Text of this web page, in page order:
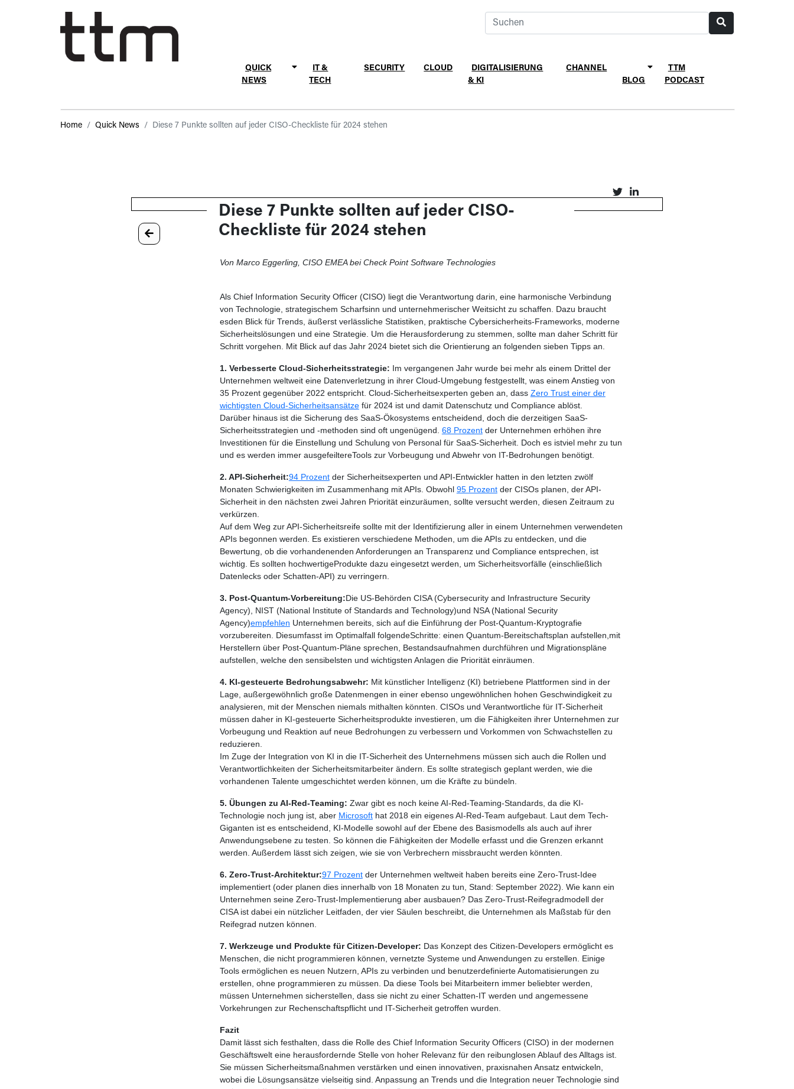
QUICK
NEWS
IT &
TECH
SECURITY CLOUD
DIGITALISIERUNG
& KI
CHANNEL
BLOG
TTM
PODCAST
Home Quick News Diese 7 Punkte sollten auf jeder CISO-Checkliste für 2024 stehen
Diese 7 Punkte sollten auf jeder CISO-
Checkliste für 2024 stehen
Von Marco Eggerling, CISO EMEA bei Check Point Software Technologies
Als Chief Information Security Officer (CISO) liegt die Verantwortung darin, eine harmonische Verbindung
von Technologie, strategischem Scharfsinn und unternehmerischer Weitsicht zu schaffen. Dazu braucht
esden Blick für Trends, äußerst verlässliche Statistiken, praktische Cybersicherheits-Frameworks, moderne
Sicherheitslösungen und eine Strategie. Um die Herausforderung zu stemmen, sollte man daher Schritt für
Schritt vorgehen. Mit Blick auf das Jahr 2024 bietet sich die Orientierung an folgenden sieben Tipps an.
1. Verbesserte Cloud-Sicherheitsstrategie: Im vergangenen Jahr wurde bei mehr als einem Drittel der
Unternehmen weltweit eine Datenverletzung in ihrer Cloud-Umgebung festgestellt, was einem Anstieg von
35 Prozent gegenüber 2022 entspricht. Cloud-Sicherheitsexperten geben an, dass Zero Trust einer der
wichtigsten Cloud-Sicherheitsansätzefür 2024 ist und damit Datenschutz und Compliance ablöst.
Darüber hinaus ist die Sicherung des SaaS-Ökosystems entscheidend, doch die derzeitigen SaaS-
Sicherheitsstrategien und -methoden sind oft ungenügend. 68 Prozentder Unternehmen erhöhen ihre
Investitionen für die Einstellung und Schulung von Personal für SaaS-Sicherheit. Doch es istviel mehr zu tun
und es werden immer ausgefeiltereTools zur Vorbeugung und Abwehr von IT-Bedrohungen benötigt.
2. API-Sicherheit:94 Prozentder Sicherheitsexperten und API-Entwickler hatten in den letzten zwölf
Monaten Schwierigkeiten im Zusammenhang mit APIs. Obwohl 95 Prozentder CISOs planen, der API-
Sicherheit in den nächsten zwei Jahren Priorität einzuräumen, sollte versucht werden, diesen Zeitraum zu
verkürzen.
Auf dem Weg zur API-Sicherheitsreife sollte mit der Identifizierung aller in einem Unternehmen verwendeten
APIs begonnen werden. Es existieren verschiedene Methoden, um die APIs zu entdecken, und die
Bewertung, ob die vorhandenenden Anforderungen an Transparenz und Compliance entsprechen, ist
wichtig. Es sollten hochwertigeProdukte dazu eingesetzt werden, um Sicherheitsvorfälle (einschließlich
Datenlecks oder Schatten-API) zu verringern.
3. Post-Quantum-Vorbereitung:Die US-Behörden CISA (Cybersecurity and Infrastructure Security
Agency), NIST (National Institute of Standards and Technology)und NSA (National Security
Agency)empfehlen Unternehmen bereits, sich auf die Einführung der Post-Quantum-Kryptografie
vorzubereiten. Diesumfasst im Optimalfall folgendeSchritte: einen Quantum-Bereitschaftsplan aufstellen,mit
Herstellern über Post-Quantum-Pläne sprechen, Bestandsaufnahmen durchführen und Migrationspläne
aufstellen, welche den sensibelsten und wichtigsten Anlagen die Priorität einräumen.
4. KI-gesteuerte Bedrohungsabwehr: Mit künstlicher Intelligenz (KI) betriebene Plattformen sind in der
Lage, außergewöhnlich große Datenmengen in einer ebenso ungewöhnlichen hohen Geschwindigkeit zu
analysieren, mit der Menschen niemals mithalten könnten. CISOs und Verantwortliche für IT-Sicherheit
müssen daher in KI-gesteuerte Sicherheitsprodukte investieren, um die Fähigkeiten ihrer Unternehmen zur
Vorbeugung und Reaktion auf neue Bedrohungen zu verbessern und Vorkommen von Schwachstellen zu
reduzieren.
Im Zuge der Integration von KI in die IT-Sicherheit des Unternehmens müssen sich auch die Rollen und
Verantwortlichkeiten der Sicherheitsmitarbeiter ändern. Es sollte strategisch geplant werden, wie die
vorhandenen Talente umgeschichtet werden können, um die Kräfte zu bündeln.
5. Übungen zu AI-Red-Teaming: Zwar gibt es noch keine AI-Red-Teaming-Standards, da die KI-
Technologie noch jung ist, aber Microsofthat 2018 ein eigenes AI-Red-Team aufgebaut. Laut dem Tech-
Giganten ist es entscheidend, KI-Modelle sowohl auf der Ebene des Basismodells als auch auf ihrer
Anwendungsebene zu testen. So können die Fähigkeiten der Modelle erfasst und die Grenzen erkannt
werden. Außerdem lässt sich zeigen, wie sie von Verbrechern missbraucht werden könnten.
6. Zero-Trust-Architektur:97 Prozentder Unternehmen weltweit haben bereits eine Zero-Trust-Idee
implementiert (oder planen dies innerhalb von 18 Monaten zu tun, Stand: September 2022). Wie kann ein
Unternehmen seine Zero-Trust-Implementierung aber ausbauen? Das Zero-Trust-Reifegradmodell der
CISA ist dabei ein nützlicher Leitfaden, der vier Säulen beschreibt, die Unternehmen als Maßstab für den
Reifegrad nutzen können.
7. Werkzeuge und Produkte für Citizen-Developer: Das Konzept des Citizen-Developers ermöglicht es
Menschen, die nicht programmieren können, vernetzte Systeme und Anwendungen zu erstellen. Einige
Tools ermöglichen es neuen Nutzern, APIs zu verbinden und benutzerdefinierte Automatisierungen zu
erstellen, ohne programmieren zu müssen. Da diese Tools bei Mitarbeitern immer beliebter werden,
müssen Unternehmen sicherstellen, dass sie nicht zu einer Schatten-IT werden und angemessene
Vorkehrungen zur Rechenschaftspflicht und IT-Sicherheit getroffen wurden.
Fazit
Damit lässt sich festhalten, dass die Rolle des Chief Information Security Officers (CISO) in der modernen
Geschäftswelt eine herausfordernde Stelle von hoher Relevanz für den reibunglosen Ablauf des Alltags ist.
Sie müssen Sicherheitsmaßnahmen verstärken und einen innovativen, praxisnahen Ansatz entwickeln,
wobei die Lösungsansätze vielseitig sind. Anpassung an Trends und die Integration neuer Technologie sind